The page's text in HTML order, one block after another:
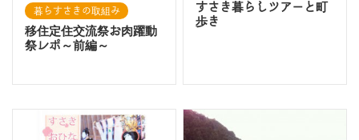
暮らすさきの取組み
移住定住交流祭お肉躍動
祭レポ～前編～
すさき暮らしツアーと町
歩き